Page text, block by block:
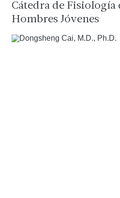
Cátedra de
Hombres Jóvenes